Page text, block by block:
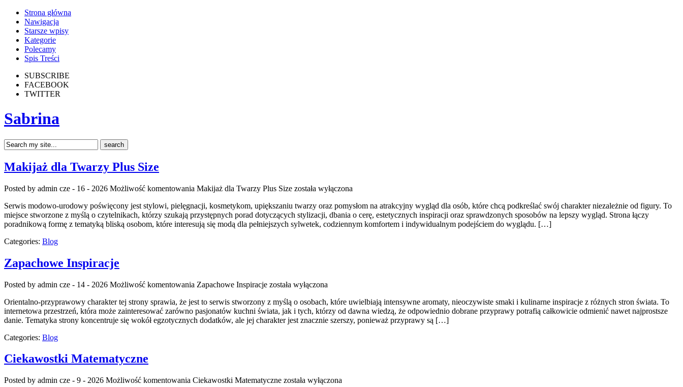
Strona główna
Nawigacja
Starsze wpisy
Kategorie
Polecamy
Spis Treści
SUBSCRIBE
FACEBOOK
TWITTER
Sabrina
Makijaż dla Twarzy Plus Size
Posted by admin cze - 16 - 2026 Możliwość komentowania Makijaż dla Twarzy Plus Size została wyłączona
Serwis modowo-urodowy poświęcony jest stylowi, pielęgnacji, kosmetykom, upiększaniu twarzy oraz pomysłom na atrakcyjny wygląd dla osób, które chcą podkreślać swój charakter niezależnie od figury. To
miejsce stworzone z myślą o czytelnikach, którzy szukają przystępnych porad dotyczących stylizacji, dbania o cerę, estetycznych inspiracji oraz sprawdzonych sposobów na lepszy wygląd. Strona łączy
poradnikową formę z tematyką bliską osobom, które interesują się modą dla pełniejszych sylwetek, codziennym komfortem i indywidualnym podejściem do wyglądu. […]
Categories: Blog
Zapachowe Inspiracje
Posted by admin cze - 14 - 2026 Możliwość komentowania Zapachowe Inspiracje została wyłączona
Orientalno-przyprawowy charakter tej strony sprawia, że jest to serwis stworzony z myślą o osobach, które uwielbiają intensywne aromaty, nieoczywiste smaki i kulinarne inspiracje z różnych stron świata. To
internetowa przestrzeń, która może zainteresować zarówno pasjonatów kuchni świata, jak i tych, którzy od dawna wiedzą, że odpowiednio dobrane przyprawy potrafią całkowicie odmienić nawet najprostsze
danie. Tematyka strony koncentruje się wokół egzotycznych dodatków, ale jej charakter jest znacznie szerszy, ponieważ przyprawy są […]
Categories: Blog
Ciekawostki Matematyczne
Posted by admin cze - 9 - 2026 Możliwość komentowania Ciekawostki Matematyczne została wyłączona